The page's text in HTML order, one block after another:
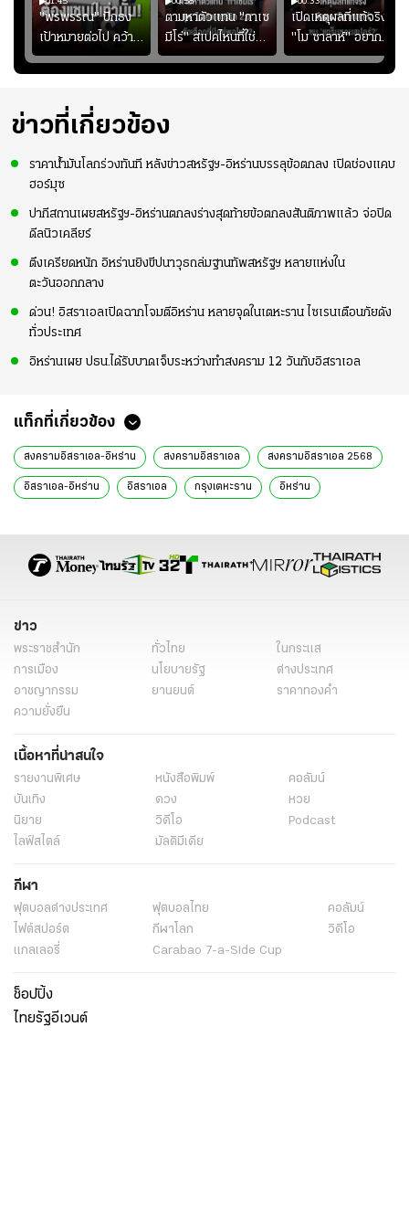
"พรพรรณ" ปักธง
เป้าหมายต่อไป คว้า
แชมป์ชิงแชมป์
เอเชีย เพื่อตั๋ว
ตามหาตัวแทน "กาเซ
มีโร่" สเปคไหนที่ใช่
สำหรับแมนยูยุค
"คาร์ริค 2.0"?
เปิดเหตุผลที่แท้จริงที่
"โม ซาลาห์" อยาก
ย้ายซบ "แทร็บซอนส
ปอร์"
ข่าวที่เกี่ยวข้อง
ราคาน้ำมันโลกร่วงทันที หลังข่าวสหรัฐฯ-อิหร่านบรรลุข้อตกลง เปิดช่องแคบ
ฮอร์มุซ
ปากีสถานเผยสหรัฐฯ-อิหร่านตกลงร่างสุดท้ายข้อตกลงสันติภาพแล้ว จ่อปิด
ดีลนิวเคลียร์
ตึงเครียดหนัก อิหร่านยิงขีปนาวุธถล่มฐานทัพสหรัฐฯ หลายแห่งใน
ตะวันออกกลาง
ด่วน! อิสราเอลเปิดฉากโจมตีอิหร่าน หลายจุดในเตหะราน ไซเรนเตือนภัยดัง
ทั่วประเทศ
อิหร่านเผย ปธน.ได้รับบาดเจ็บระหว่างทำสงคราม 12 วันกับอิสราเอล
แท็กที่เกี่ยวข้อง
สงครามอิสราเอล-อิหร่าน สงครามอิสราเอล สงครามอิสราเอล 2568
อิสราเอล-อิหร่าน อิสราเอล กรุงเตหะราน อิหร่าน
สงครามอิสราเอล-อิหร่าน ล่าสุด โดนัลด์ ทรัมป์ ลอบสังหาร
ข่าวต่างประเทศ ไทยรัฐออนไลน์
ข่าววันนี้
ข่าว
พระราชสำนัก ทั่วไทย
ในกระแส
การเมือง
นโยบายรัฐ
ต่างประเทศ
อาชญากรรม
ยานยนต์
ราคาทองคำ
ความยั่งยืน
เนื้อหาที่น่าสนใจ
รายงานพิเศษ หนังสือพิมพ์
คอลัมน์
บันเทิง
ดวง
หวย
นิยาย
วิดีโอ
Podcast
ไลฟ์สไตล์
มัลติมีเดีย
กีฬา
ฟุตบอลต่่างประเทศ ฟุตบอลไทย
คอลัมน์
ไฟต์สปอร์ต
กีฬาโลก
วิดีโอ
แกลเลอรี่
Carabao 7-a-Side Cup
ช็อปปิ้ง
ไทยรัฐอีเวนต์